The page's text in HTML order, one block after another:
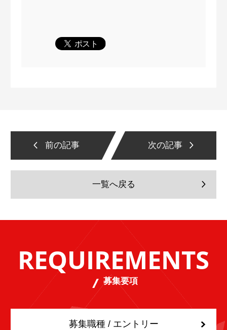
前の記事 次の記事
一覧へ戻る
REQUIREMENTS
募集要項
募集職種 / エントリー